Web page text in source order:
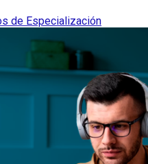
de Especialización